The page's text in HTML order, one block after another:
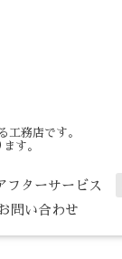
工務店です。
す。
フターサービス
問い合わせ